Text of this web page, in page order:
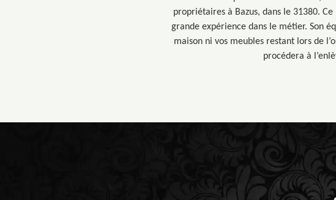
propriétaires à Bazus, dans le 31380.
grande expérience dans le métier. Son
maison ni vos meubles restant lors de
procédera à